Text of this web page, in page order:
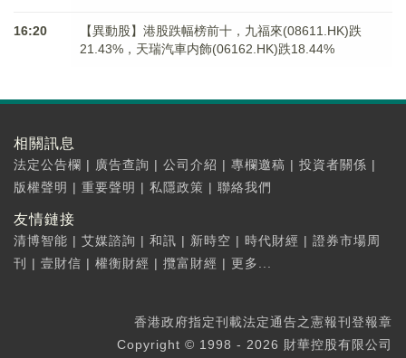
16:20
【異動股】港股跌幅榜前十，九福來(08611.HK)跌
21.43%，天瑞汽車内飾(06162.HK)跌18.44%
相關訊息
法定公告欄 | 廣告查詢 | 公司介紹 | 專欄邀稿 | 投資者關係 |
版權聲明 | 重要聲明 | 私隱政策 | 聯絡我們
友情鏈接
清博智能 | 艾媒諮詢 | 和訊 | 新時空 | 時代財經 | 證券市場周
刊
| 壹財信 | 權衡財經 | 攬富財經 | 更多...
香港政府指定刊載法定通告之憲報刊登報章
Copyright © 1998 - 2026 財華控股有限公司